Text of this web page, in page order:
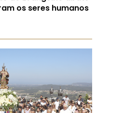
os seres humanos